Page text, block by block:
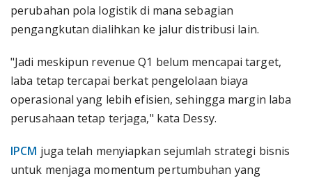
perubahan pola logistik di mana sebagian
pengangkutan dialihkan ke jalur distribusi lain.
"Jadi meskipun revenue Q1 belum mencapai target,
laba tetap tercapai berkat pengelolaan biaya
operasional yang lebih efisien, sehingga margin laba
perusahaan tetap terjaga," kata Dessy.
IPCM juga telah menyiapkan sejumlah strategi bisnis
untuk menjaga momentum pertumbuhan yang